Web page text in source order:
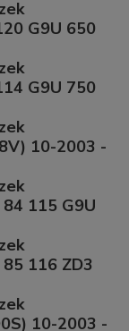
G9U 650
G9U 750
10-2003 -
115 G9U
116 ZD3
10-2003 -